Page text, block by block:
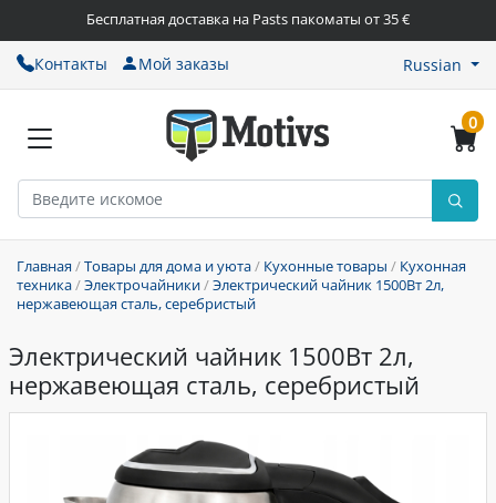
Бесплатная доставка на Pasts пакоматы от 35 €
Контакты Мой заказы Russian
0
Главная/Товары для дома и уюта/ Кухонные товары / Кухонная
техника/Электрочайники/Электрический чайник 1500Вт 2л,
нержавеющая сталь, серебристый
Электрический чайник 1500Вт 2л,
нержавеющая сталь, серебристый